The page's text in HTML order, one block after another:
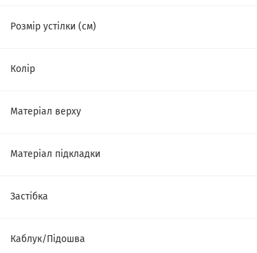
Розмір устілки (см)
Колір
Матеріал верху
Матеріал підкладки
Застібка
Каблук/Підошва